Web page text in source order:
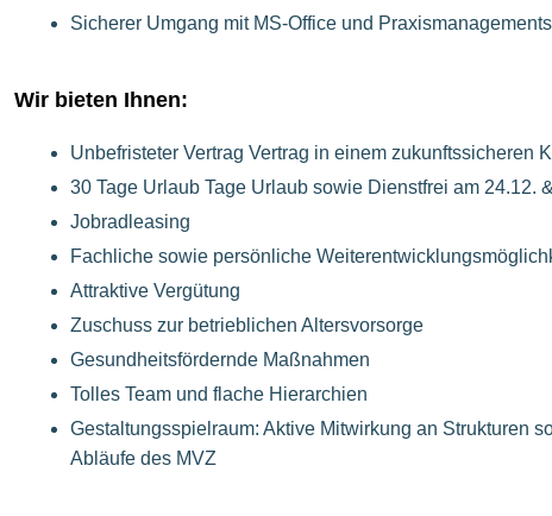
Sicherer Umgang mit MS-Office und
Wir bieten Ihnen:
Unbefristeter Vertrag Vertrag in einem zukunftssicheren
30 Tage Urlaub Tage Urlaub sowie Dienstfrei am 24.12.
Jobradleasing
Fachliche sowie persönliche
Attraktive Vergütung
Zuschuss zur betrieblichen Altersvorsorge
Gesundheitsfördernde Maßnahmen
Tolles Team und flache Hierarchien
Gestaltungsspielraum: Aktive Mitwirkung an Strukturen
Abläufe des MVZ